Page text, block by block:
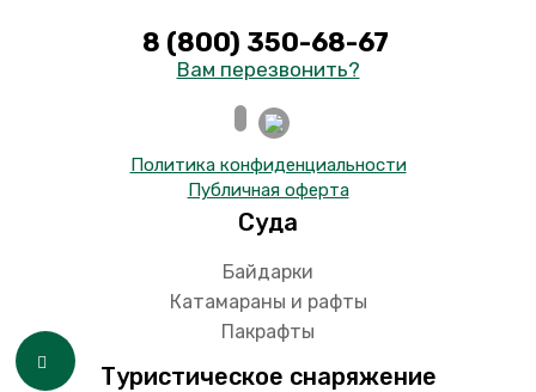
8 (800) 350-68-67
Вам перезвонить?
Политика конфиденциальности
Публичная оферта
Суда
Байдарки
Катамараны и рафты
Пакрафты
Туристическое снаряжение